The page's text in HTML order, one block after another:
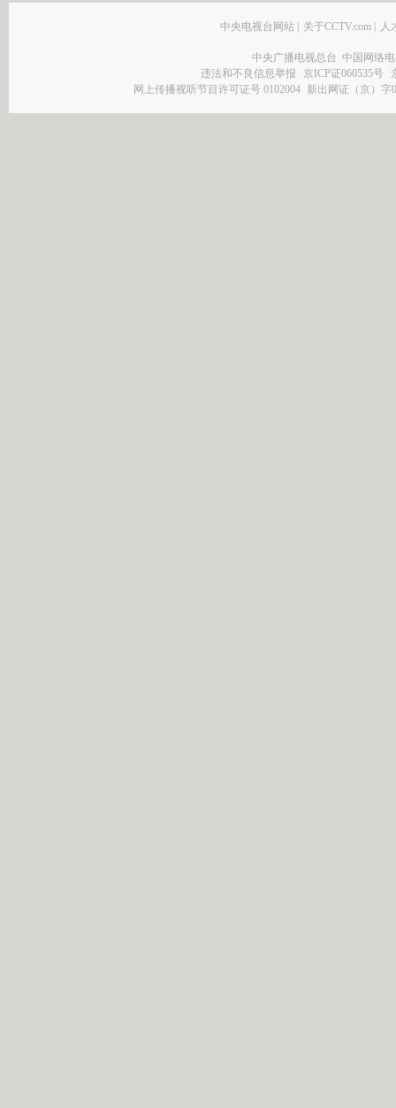
中央电视台网站 关于CCTV.com 人
中央广播电视总台 中国网络
违法和不良信息举报
京ICP证060535号
网上传播视听节目许可证号 0102004 新出网证（京）